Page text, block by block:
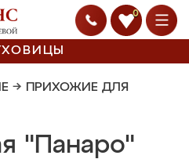
0
→ ПРИХОЖИЕ ДЛЯ
"Панаро"